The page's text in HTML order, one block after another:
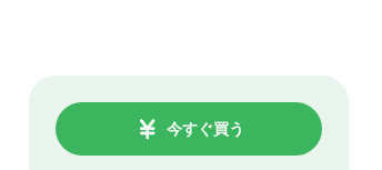
今すぐ買う